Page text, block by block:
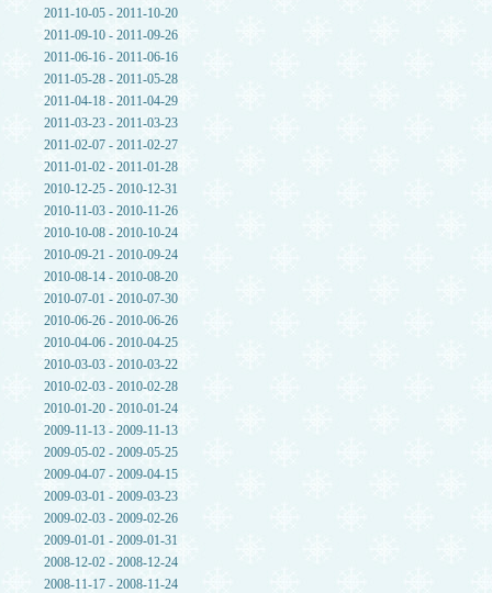
2011-10-05 - 2011-10-20
2011-09-10 - 2011-09-26
2011-06-16 - 2011-06-16
2011-05-28 - 2011-05-28
2011-04-18 - 2011-04-29
2011-03-23 - 2011-03-23
2011-02-07 - 2011-02-27
2011-01-02 - 2011-01-28
2010-12-25 - 2010-12-31
2010-11-03 - 2010-11-26
2010-10-08 - 2010-10-24
2010-09-21 - 2010-09-24
2010-08-14 - 2010-08-20
2010-07-01 - 2010-07-30
2010-06-26 - 2010-06-26
2010-04-06 - 2010-04-25
2010-03-03 - 2010-03-22
2010-02-03 - 2010-02-28
2010-01-20 - 2010-01-24
2009-11-13 - 2009-11-13
2009-05-02 - 2009-05-25
2009-04-07 - 2009-04-15
2009-03-01 - 2009-03-23
2009-02-03 - 2009-02-26
2009-01-01 - 2009-01-31
2008-12-02 - 2008-12-24
2008-11-17 - 2008-11-24